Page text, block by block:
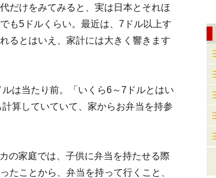
だけをみてみると、実は日本とそれほ
も5ドルくらい。最近は、7ドル以上す
るとはいえ、家計には大きく響きます
は当たり前。「いくら6～7ドルとはい
算していていて、家からお弁当を持参
の家庭では、子供に弁当を持たせる際
たことから、弁当を持って行くこと、